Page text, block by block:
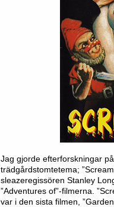
Jag gjorde efterforskningar
trädgårdstomtetema;
sleazeregissören Stanley
”Adventures of”-filmerna.
var i den sista filmen,